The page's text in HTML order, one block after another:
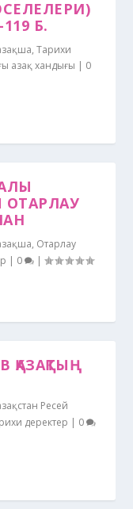
Б.
,Тарихи
Қазақ хандығы | 0
ОТАРЛАУ
, Отарлау
| 0 |
ҚАЗАҚТЫҢ
Ресей
деректер | 0